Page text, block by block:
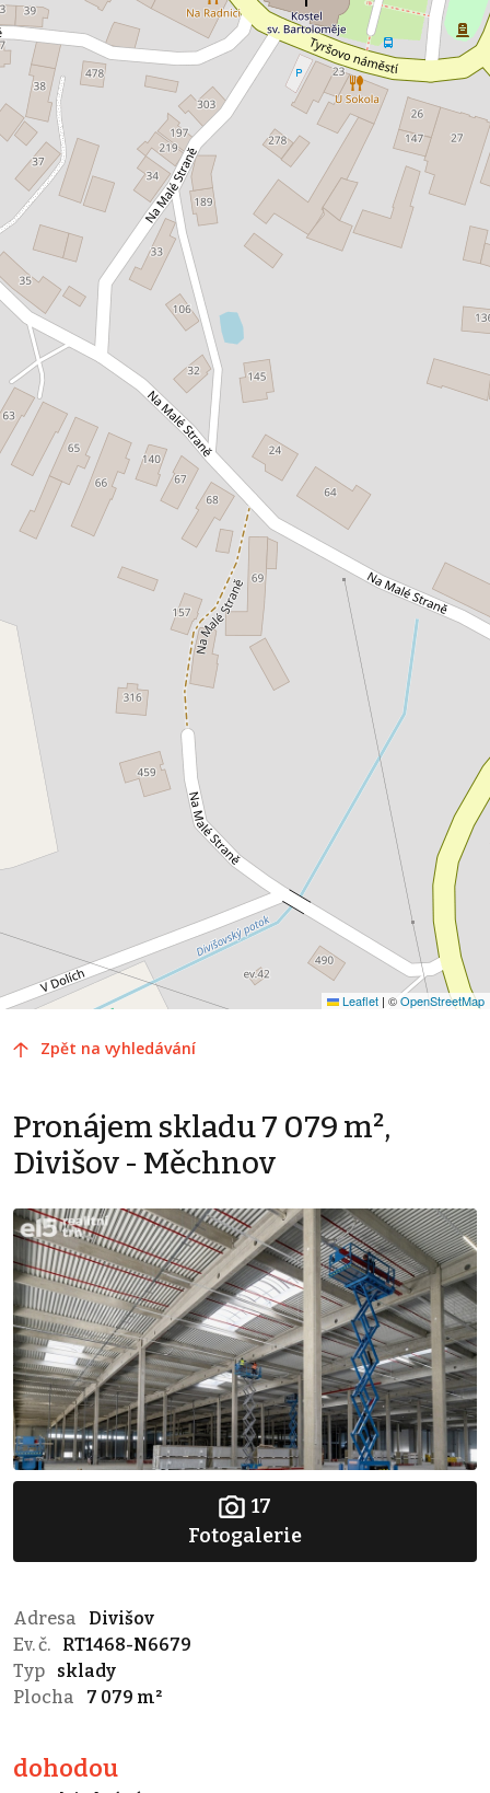
Leaflet | ©OpenStreetMap
Zpět na vyhledávání
Pronájem skladu 7 079 m²,
Divišov - Měchnov
17
Fotogalerie
Adresa
Divišov
Ev. č.
RT1468-N6679
Typ
sklady
Plocha
7 079 m²
dohodou